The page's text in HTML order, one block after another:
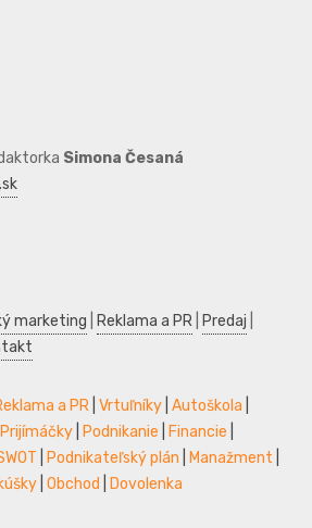
Simona Česaná
marketing Reklama a PR Predaj
a PR Vrtuľníky Autoškola
Prijímáčky Podnikanie Financie
Podnikateľský plán Manažment
Obchod Dovolenka